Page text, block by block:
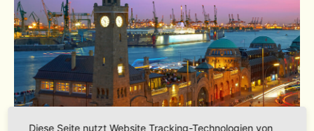
Checken Sie in dasJunge Hotel Hamburgein
Diese Seite nutzt Website Tracking-Technologien von